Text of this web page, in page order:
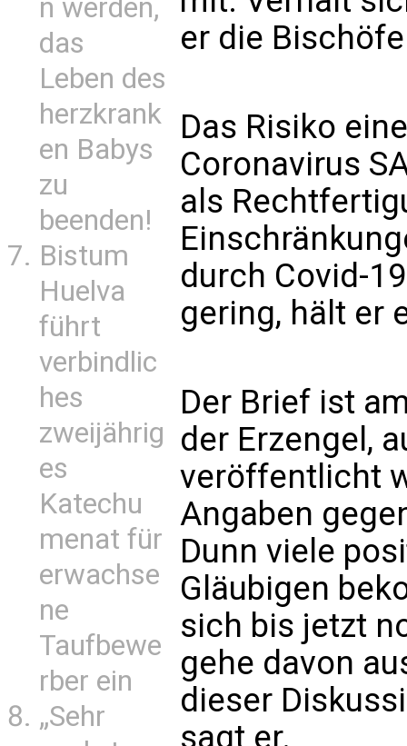
n werden,
das
Leben des
herzkrank
en Babys
zu
beenden!
Bistum
Huelva
führt
verbindlic
hes
zweijährig
es
Katechu
menat für
erwachse
ne
Taufbewe
rber ein
„Sehr
er die
Das Risiko
Coronavirus
als
durch Covid-
gering, hält er
Der Brief ist
der Erzengel,
veröffentlicht
Angaben
Dunn viele
Gläubigen
sich bis jetzt
gehe davon
dieser
sagt er.